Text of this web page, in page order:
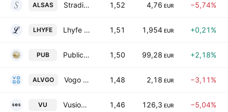
ALSAS Stradim-Espace Finances SA 1,52 4,76 EUR −5,74%
LHYFE Lhyfe SA 1,51 1,954 EUR +0,21%
PUB Publicis Groupe SA 1,50 99,28 EUR +2,18%
ALVGO Vogo SA 1,48 2,18 EUR −3,11%
VU VusionGroup S.A. 1,46 126,3 EUR −5,04%